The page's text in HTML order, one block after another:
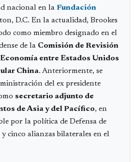
nacional en la Fundación
D.C. En la actualidad, Brookes
como miembro designado en el
de la Comisión de Revisión
entre Estados Unidos
China. Anteriormente, se
del ex presidente
secretario adjunto de
de Asia y del Pacífico, en
por la política de Defensa de
y cinco alianzas bilaterales en el